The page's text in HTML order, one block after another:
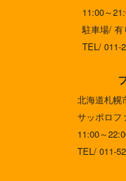
11:00～
駐車場/ 有
TEL/ 011-
北海道札幌
サッポロフ
11:00～
TEL/ 011-